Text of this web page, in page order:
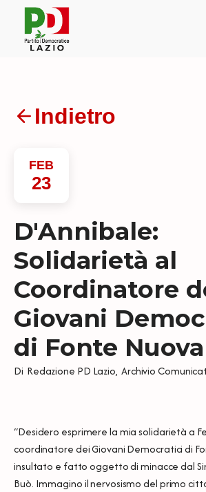
Indietro
FEB
23
D'Annibale:
Solidarietà al
Coordinatore
Giovani
di Fonte Nuova
Di Redazione PD Lazio, Archivio
“Desidero esprimere la mia solidarietà a
coordinatore dei Giovani Democratici di
insultato e fatto oggetto di minacce dal
Buò. Immagino il nervosismo del primo